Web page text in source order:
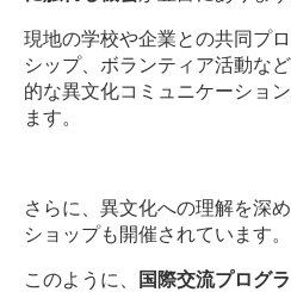
現地の学校や企業との共同プ
シップ、ボランティア活動な
的な異文化コミュニケーショ
ます。
さらに、異文化への理解を深
ショップも開催されています。
このように、
国際交流プログ